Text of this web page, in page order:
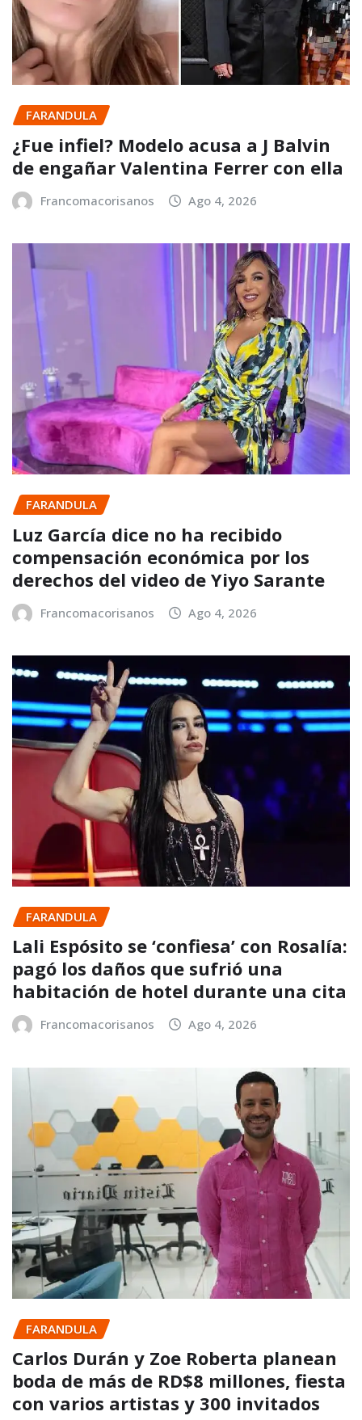
FARANDULA
¿Fue infiel? Modelo acusa a J Balvin
de engañar Valentina Ferrer con ella
Francomacorisanos Ago 4, 2026
FARANDULA
Luz García dice no ha recibido
compensación económica por los
derechos del video de Yiyo Sarante
Francomacorisanos Ago 4, 2026
FARANDULA
Lali Espósito se ‘confiesa’ con Rosalía:
pagó los daños que sufrió una
habitación de hotel durante una cita
Francomacorisanos Ago 4, 2026
FARANDULA
Carlos Durán y Zoe Roberta planean
boda de más de RD$8 millones, fiesta
con varios artistas y 300 invitados